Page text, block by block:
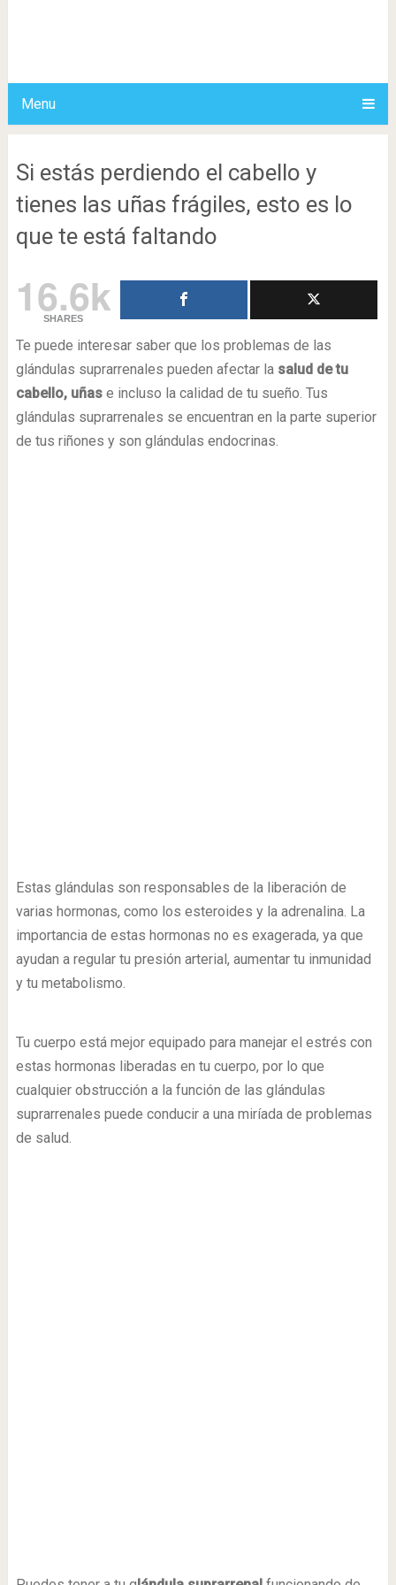
Menu
Si estás perdiendo el cabello y
tienes las uñas frágiles, esto es lo
que te está faltando
16.6k
SHARES
Te puede interesar saber que los problemas de las
glándulas suprarrenales pueden afectar lasalud de tu
cabello, uñase incluso la calidad de tu sueño. Tus
glándulas suprarrenales se encuentran en la parte superior
de tus riñones y son glándulas endocrinas.
Estas glándulas son responsables de la liberación de
varias hormonas, como los esteroides y la adrenalina. La
importancia de estas hormonas no es exagerada, ya que
ayudan a regular tu presión arterial, aumentar tu inmunidad
y tu metabolismo.
Tu cuerpo está mejor equipado para manejar el estrés con
estas hormonas liberadas en tu cuerpo, por lo que
cualquier obstrucción a la función de las glándulas
suprarrenales puede conducir a una miríada de problemas
de salud.